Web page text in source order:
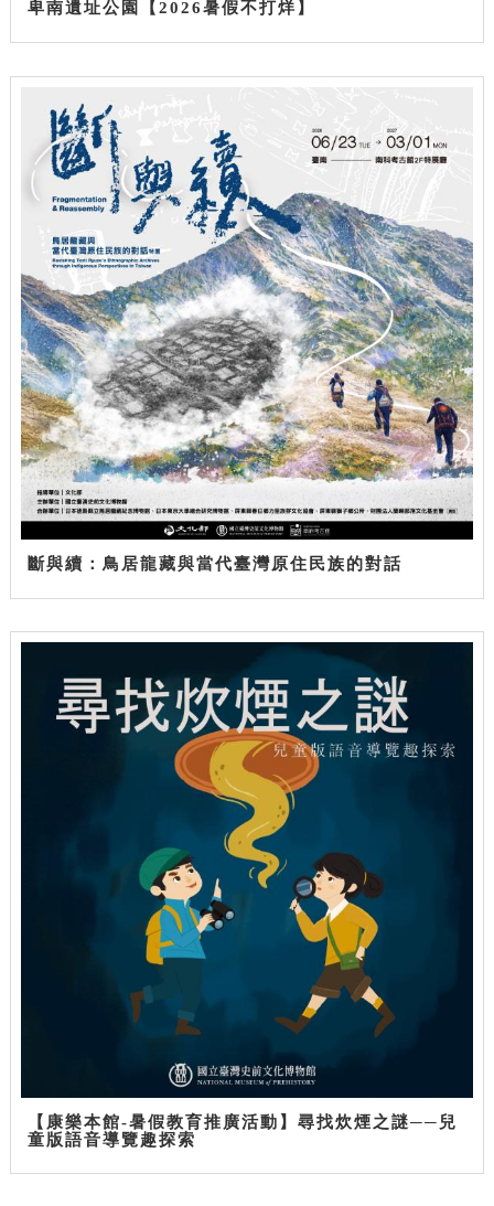
卑南遺址公園【2026暑假不打烊】
斷與續：鳥居龍藏與當代臺灣原住民族的對話
【康樂本館-暑假教育推廣活動】尋找炊煙之謎──兒
童版語音導覽趣探索